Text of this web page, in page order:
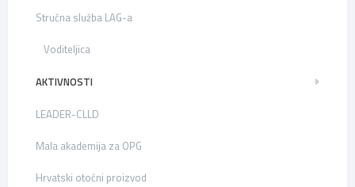
Stručna služba LAG-a
Voditeljica
AKTIVNOSTI
LEADER-CLLD
Mala akademija za OPG
Hrvatski otočni proizvod